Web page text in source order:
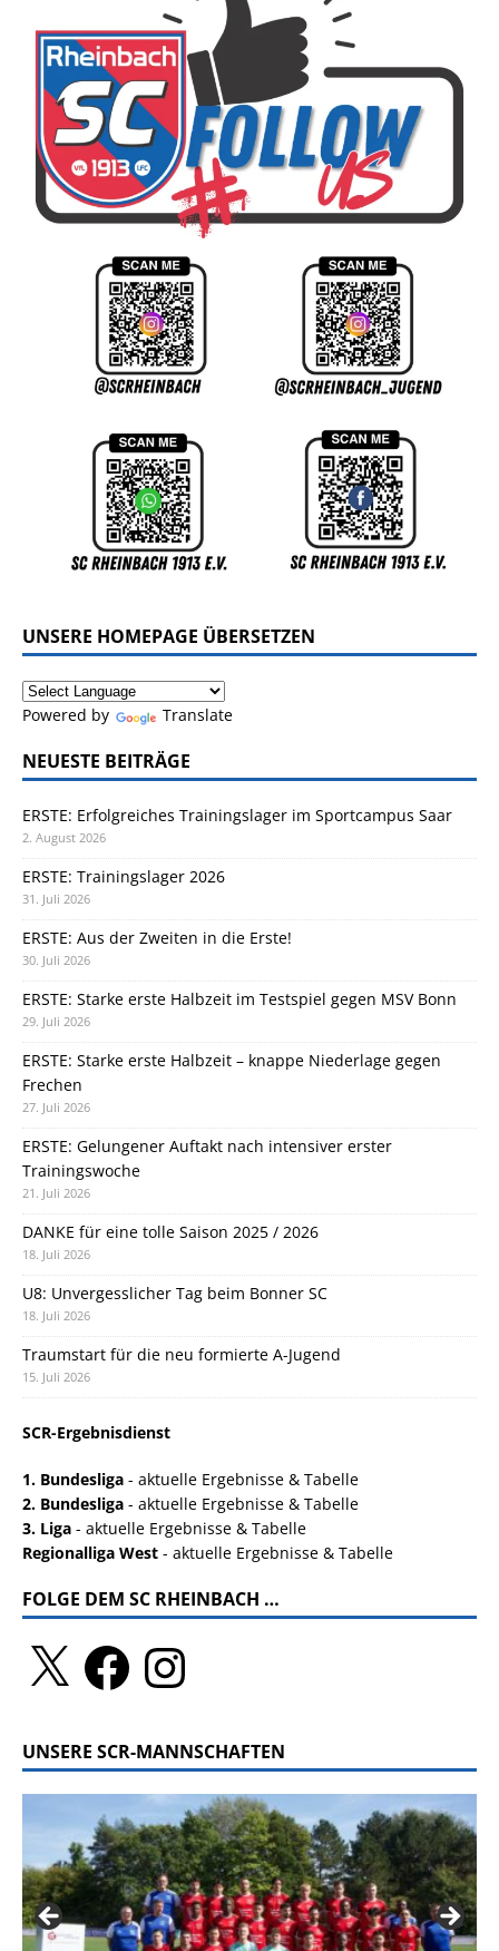
UNSERE HOMEPAGE ÜBERSETZEN
Powered by Translate
NEUESTE BEITRÄGE
ERSTE: Erfolgreiches Trainingslager im Sportcampus Saar
2. August 2026
ERSTE: Trainingslager 2026
31. Juli 2026
ERSTE: Aus der Zweiten in die Erste!
30. Juli 2026
ERSTE: Starke erste Halbzeit im Testspiel gegen MSV Bonn
29. Juli 2026
ERSTE: Starke erste Halbzeit – knappe Niederlage gegen
Frechen
27. Juli 2026
ERSTE: Gelungener Auftakt nach intensiver erster
Trainingswoche
21. Juli 2026
DANKE für eine tolle Saison 2025 / 2026
18. Juli 2026
U8: Unvergesslicher Tag beim Bonner SC
18. Juli 2026
Traumstart für die neu formierte A-Jugend
15. Juli 2026
SCR-Ergebnisdienst
1. Bundesliga - aktuelle Ergebnisse & Tabelle
2. Bundesliga - aktuelle Ergebnisse & Tabelle
3. Liga - aktuelle Ergebnisse & Tabelle
Regionalliga West - aktuelle Ergebnisse & Tabelle
FOLGE DEM SC RHEINBACH …
UNSERE SCR-MANNSCHAFTEN